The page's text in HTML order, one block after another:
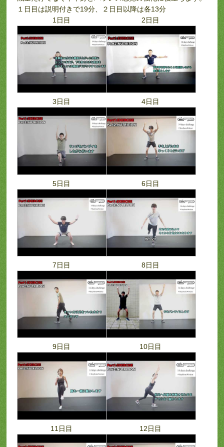
１日目は説明付きで19分、２日目以降は各13分
1日目
2日目
3日目 4日目
5日目 6日目
7日目 8日目
9日目 10日目
11日目 12日目